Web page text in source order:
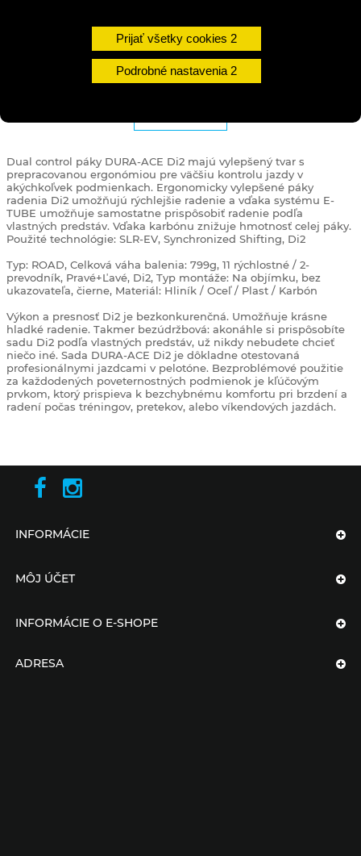
Prijať všetky cookies
Podrobné nastavenia
Dual control páky DURA-ACE Di2 majú vylepšený tvar s
prepracovanou ergonómiou pre väčšiu kontrolu jazdy v
akýchkoľvek podmienkach. Ergonomicky vylepšené páky
radenia Di2 umožňujú rýchlejšie radenie a vďaka systému E-
TUBE umožňuje samostatne prispôsobiť radenie podľa
vlastných predstáv. Vďaka karbónu znižuje hmotnosť celej páky.
Použité technológie: SLR-EV, Synchronized Shifting, Di2
Typ: ROAD, Celková váha balenia: 799g, 11 rýchlostné / 2-
prevodník, Pravé+Ľavé, Di2, Typ montáže: Na objímku, bez
ukazovateľa, čierne, Materiál: Hliník / Oceľ / Plast / Karbón
Výkon a presnosť Di2 je bezkonkurenčná. Umožňuje krásne
hladké radenie. Takmer bezúdržbová: akonáhle si prispôsobíte
sadu Di2 podľa vlastných predstáv, už nikdy nebudete chcieť
niečo iné. Sada DURA-ACE Di2 je dôkladne otestovaná
profesionálnymi jazdcami v pelotóne. Bezproblémové použitie
za každodených poveternostných podmienok je kľúčovým
prvkom, ktorý prispieva k bezchybnému komfortu pri brzdení a
radení počas tréningov, pretekov, alebo víkendových jazdách.
INFORMÁCIE
MÔJ ÚČET
INFORMÁCIE O E-SHOPE
ADRESA